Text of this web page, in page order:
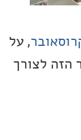
על